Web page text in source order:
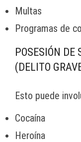
Multas
Programas de
POSESIÓN DE
(DELITO
Esto puede
Cocaína
Heroína